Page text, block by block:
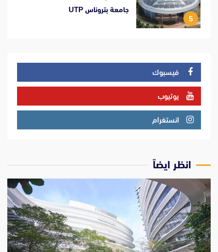
5
جامعة بتروناس UTP
فيسبوك
يوتيوب
انستغرام
انظر ايضاً